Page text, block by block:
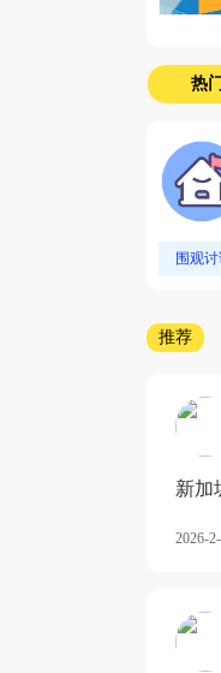
热门
围观
推荐
新加
2026-